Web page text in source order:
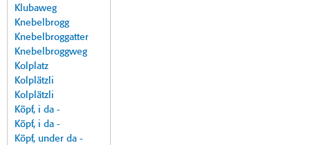
Klubaweg
Knebelbrogg
Knebelbroggatter
Knebelbroggweg
Kolplatz
Kolplätzli
Kolplätzli
Köpf, i da -
Köpf, i da -
Köpf, under da -